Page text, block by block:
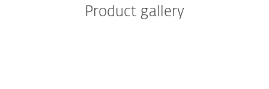
Product gallery